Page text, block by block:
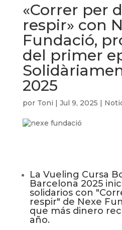
«Correr per
respir» con
Fundació,
del primer
2025
por Toni | Jul 9, 2025 |
La Vueling Cursa
Barcelona 2025
solidarios con
respir" de Nexe
que más dinero
año.